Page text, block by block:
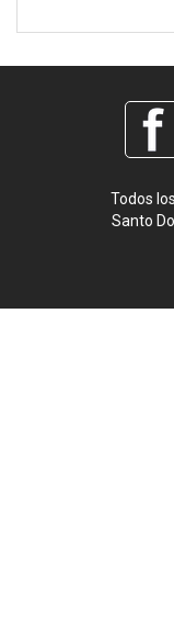
Todos
Santo